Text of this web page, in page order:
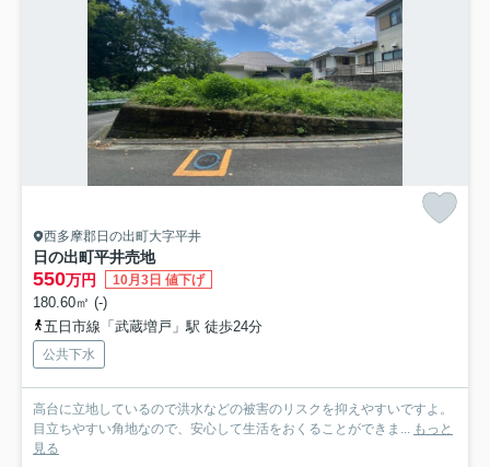
西多摩郡日の出町大字平井
日の出町平井売地
550万円 10月3日 値下げ
180.60㎡ (-)
五日市線「武蔵増戸」駅 徒歩24分
公共下水
高台に立地しているので洪水などの被害のリスクを抑えやすいですよ。
目立ちやすい角地なので、安心して生活をおくることができま...
もっと
見る